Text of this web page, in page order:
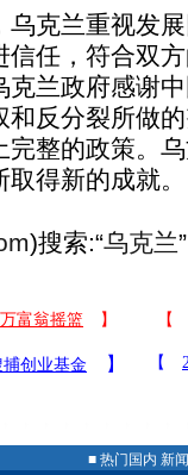
克兰重视发展
信任，符合双
克兰政府感谢
和反分裂所做
完整的政策。
取得新的成就
)搜索:“乌克兰
■ 热门国内 新